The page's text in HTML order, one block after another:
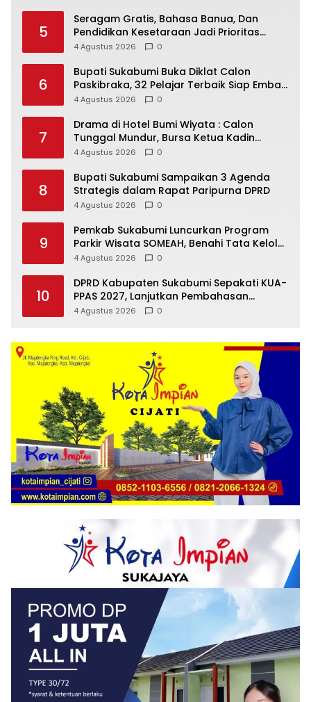
5
Seragam Gratis, Bahasa Banua, Dan
Pendidikan Kesetaraan Jadi Prioritas
Utama Dinas Pendidikan Berau
4 Agustus 2026 0
6
Bupati Sukabumi Buka Diklat Calon
Paskibraka, 32 Pelajar Terbaik Siap Emban
Tugas HUT RI Ke – 81
4 Agustus 2026 0
7
Drama di Hotel Bumi Wiyata : Calon
Tunggal Mundur, Bursa Ketua Kadin
Depok Kembali Kosong
4 Agustus 2026 0
8
Bupati Sukabumi Sampaikan 3 Agenda
Strategis dalam Rapat Paripurna DPRD
4 Agustus 2026 0
9
Pemkab Sukabumi Luncurkan Program
Parkir Wisata SOMEAH, Benahi Tata Kelola
Parkir Pantai Selatan
4 Agustus 2026 0
10
DPRD Kabupaten Sukabumi Sepakati KUA-
PPAS 2027, Lanjutkan Pembahasan
Perubahan APBD 2026
4 Agustus 2026 0